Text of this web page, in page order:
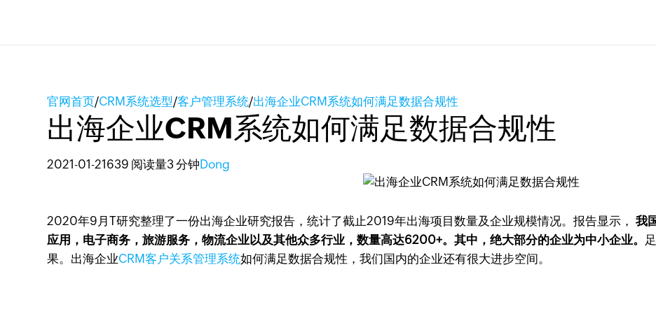
官网首页/CRM系统选型/客户管理系统/出海企业CRM系统如何满足数据合规性
出海企业CRM系统如何满足数据合规性
2021-01-21 639 阅读量3 分钟 Dong
2020年9月T研究整理了一份出海企业研究报告，统计了截止2019年出海项目数量及企业规模情况。报告显示， 我
应用，电子商务，旅游服务，物流企业以及其他众多行业，数量高达6200+。其中，绝大部分的企业为中小企业。
果。出海企业CRM客户关系管理系统如何满足数据合规性，我们国内的企业还有很大进步空间。